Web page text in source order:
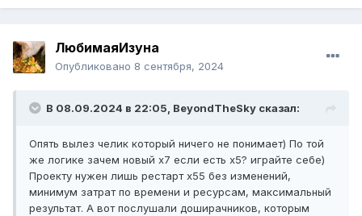
ЛюбимаяИзуна
Опубликовано 8 сентября, 2024
В 08.09.2024 в 22:05, BeyondTheSky сказал:
Опять вылез челик который ничего не понимает) По той
же логике зачем новый х7 если есть х5? играйте себе)
Проекту нужен лишь рестарт х55 без изменений,
минимум затрат по времени и ресурсам, максимальный
результат. А вот послушали доширачников, которым